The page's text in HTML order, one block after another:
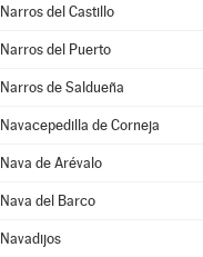
Narros del Castillo
Narros del Puerto
Narros de Saldueña
Navacepedilla de Corneja
Nava de Arévalo
Nava del Barco
Navadijos